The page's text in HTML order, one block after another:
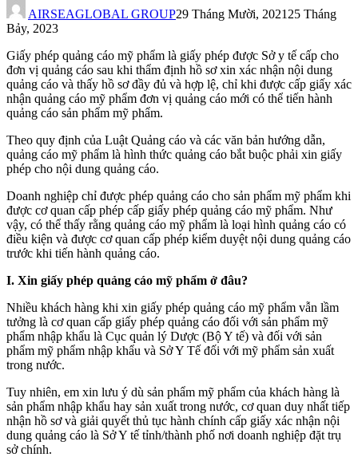
AIRSEAGLOBAL GROUP29 Tháng Mười, 2021 25 Tháng
Bảy, 2023
Giấy phép quảng cáo mỹ phẩm là giấy phép được Sở y tế cấp cho
đơn vị quảng cáo sau khi thẩm định hồ sơ xin xác nhận nội dung
quảng cáo và thấy hồ sơ đầy đủ và hợp lệ, chỉ khi được cấp giấy xác
nhận quảng cáo mỹ phẩm đơn vị quảng cáo mới có thể tiến hành
quảng cáo sản phẩm mỹ phẩm.
Theo quy định của Luật Quảng cáo và các văn bản hướng dẫn,
quảng cáo mỹ phẩm là hình thức quảng cáo bắt buộc phải xin giấy
phép cho nội dung quảng cáo.
Doanh nghiệp chỉ được phép quảng cáo cho sản phẩm mỹ phẩm khi
được cơ quan cấp phép cấp giấy phép quảng cáo mỹ phẩm. Như
vậy, có thể thấy rằng quảng cáo mỹ phẩm là loại hình quảng cáo có
điều kiện và được cơ quan cấp phép kiểm duyệt nội dung quảng cáo
trước khi tiến hành quảng cáo.
I. Xin giấy phép quảng cáo mỹ phẩm ở đâu?
Nhiều khách hàng khi xin giấy phép quảng cáo mỹ phẩm vẫn lầm
tưởng là cơ quan cấp giấy phép quảng cáo đối với sản phẩm mỹ
phẩm nhập khẩu là Cục quản lý Dược (Bộ Y tế) và đối với sản
phẩm mỹ phẩm nhập khẩu và Sở Y Tế đối với mỹ phẩm sản xuất
trong nước.
Tuy nhiên, em xin lưu ý dù sản phẩm mỹ phẩm của khách hàng là
sản phẩm nhập khẩu hay sản xuất trong nước, cơ quan duy nhất tiếp
nhận hồ sơ và giải quyết thủ tục hành chính cấp giấy xác nhận nội
dung quảng cáo là Sở Y tế tỉnh/thành phố nơi doanh nghiệp đặt trụ
sở chính.